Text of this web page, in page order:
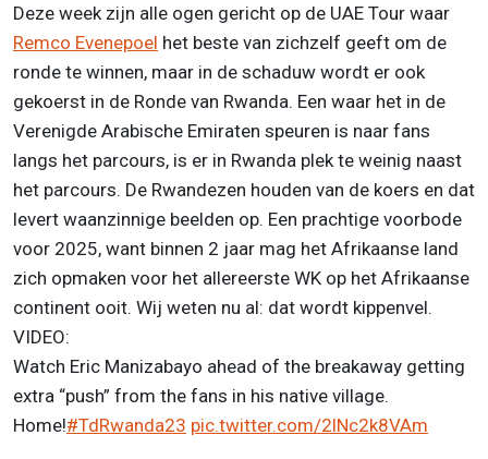
Deze week zijn alle ogen gericht op de UAE Tour waar
Remco Evenepoel het beste van zichzelf geeft om de
ronde te winnen, maar in de schaduw wordt er ook
gekoerst in de Ronde van Rwanda. Een waar het in de
Verenigde Arabische Emiraten speuren is naar fans
langs het parcours, is er in Rwanda plek te weinig naast
het parcours. De Rwandezen houden van de koers en dat
levert waanzinnige beelden op. Een prachtige voorbode
voor 2025, want binnen 2 jaar mag het Afrikaanse land
zich opmaken voor het allereerste WK op het Afrikaanse
continent ooit. Wij weten nu al: dat wordt kippenvel.
VIDEO:
Watch Eric Manizabayo ahead of the breakaway getting
extra “push” from the fans in his native village.
Home!#TdRwanda23 pic.twitter.com/2lNc2k8VAm